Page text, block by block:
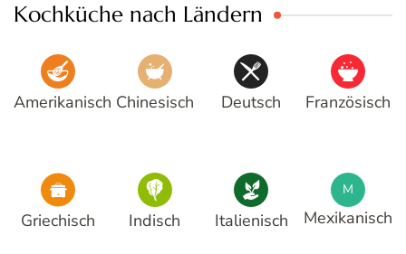
Kochküche nach Ländern
Amerikanisch Chinesisch Deutsch Französisch
Griechisch Indisch Italienisch
M
Mexikanisch